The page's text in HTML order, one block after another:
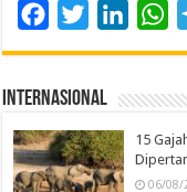
FacebookTwitter
Internasional
15
06/08/